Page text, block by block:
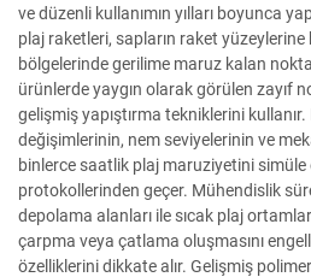
ve düzenli kullanımın yılları boyunca
plaj raketleri, sapların raket
bölgelerinde gerilime maruz kalan
ürünlerde yaygın olarak görülen zayıf
gelişmiş yapıştırma tekniklerini kullanır.
değişimlerinin, nem seviyelerinin ve
binlerce saatlik plaj maruziyetini simüle
protokollerinden geçer. Mühendislik
depolama alanları ile sıcak plaj
çarpma veya çatlama oluşmasını
özelliklerini dikkate alır. Gelişmiş